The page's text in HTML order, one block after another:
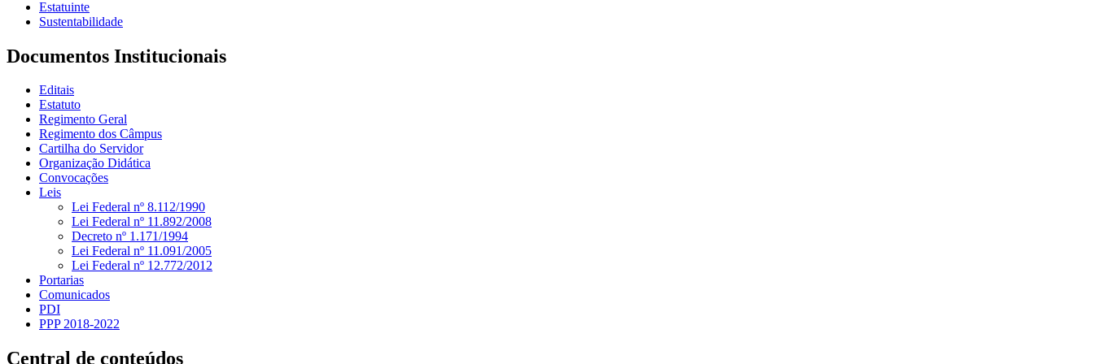
Estatuinte
Sustentabilidade
Documentos Institucionais
Editais
Estatuto
Regimento Geral
Regimento dos Câmpus
Cartilha do Servidor
Organização Didática
Convocações
Leis
Lei Federal nº 8.112/1990
Lei Federal nº 11.892/2008
Decreto nº 1.171/1994
Lei Federal nº 11.091/2005
Lei Federal nº 12.772/2012
Portarias
Comunicados
PDI
PPP 2018-2022
Central de conteúdos